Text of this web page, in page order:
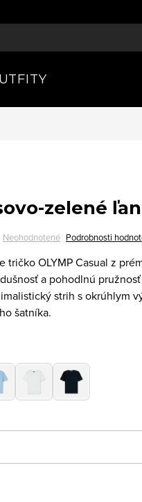
zelené
Neohodnotené Podrobnosti
tričko OLYMP Casual z
a pohodlnú
strih s okrúhlym
šatníka.